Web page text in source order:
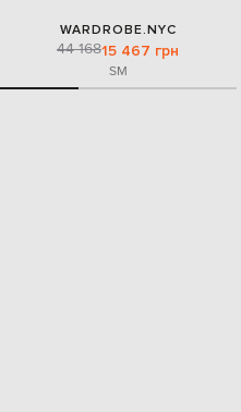
WARDROBE.NYC
44 16815 467 грн
SM